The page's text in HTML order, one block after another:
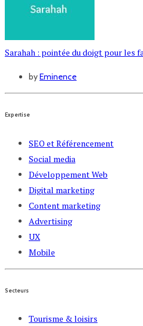
Sarahah : pointée du doigt pour les
byEminence
Expertise
SEO et Référencement
Social media
Développement Web
Digital marketing
Content marketing
Advertising
UX
Mobile
Secteurs
Tourisme & loisirs